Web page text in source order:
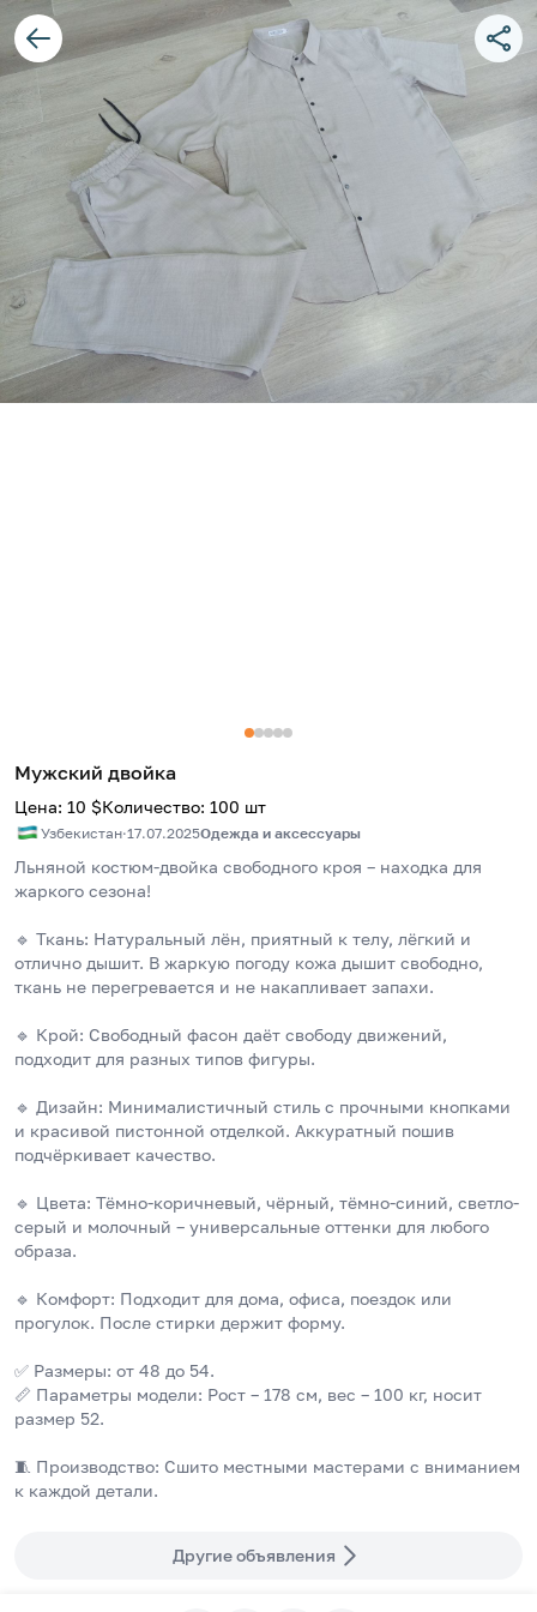
Мужский двойка
Цена: 10 $Количество: 100 шт
Узбекистан·17.07.2025Одежда и аксессуары
Льняной костюм-двойка свободного кроя – находка для
жаркого сезона!
🔹 Ткань: Натуральный лён, приятный к телу, лёгкий и
отлично дышит. В жаркую погоду кожа дышит свободно,
ткань не перегревается и не накапливает запахи.
🔹 Крой: Свободный фасон даёт свободу движений,
подходит для разных типов фигуры.
🔹 Дизайн: Минималистичный стиль с прочными кнопками
и красивой пистонной отделкой. Аккуратный пошив
подчёркивает качество.
🔹 Цвета: Тёмно-коричневый, чёрный, тёмно-синий, светло-
серый и молочный – универсальные оттенки для любого
образа.
🔹 Комфорт: Подходит для дома, офиса, поездок или
прогулок. После стирки держит форму.
✅ Размеры: от 48 до 54.
📏 Параметры модели: Рост – 178 см, вес – 100 кг, носит
размер 52.
🧵 Производство: Сшито местными мастерами с вниманием
к каждой детали.
Другие объявления